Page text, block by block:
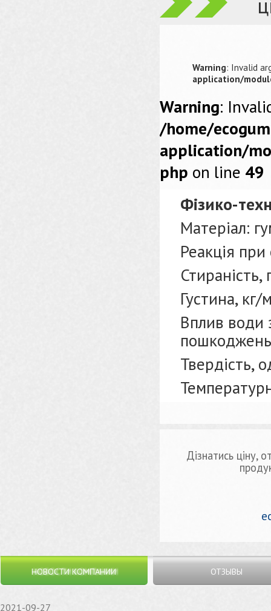
Warning: Invalid
application/
Warning:
/home/
application/
php on line 49
Фізико-
Матеріал:
Реакція
Густина,
Вплив води
пошкоджень
Твердість,
Дізнатись ціну,
НОВОСТИ КОМПАНИИ ОТЗЫВЫ
2021-09-27